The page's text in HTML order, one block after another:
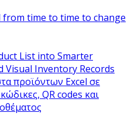
from time to time to change
προϊόντων Excel σε
QR codes και